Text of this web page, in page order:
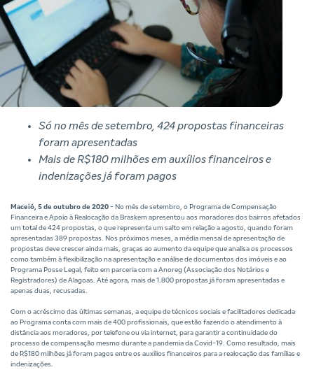
Só no mês de setembro, 424 propostas financeiras
foram apresentadas
Mais de R$180 milhões em auxílios financeiros e
indenizações já foram pagos
Maceió, 5 de outubro de 2020 - No mês de setembro, o Programa de Compensação
Financeira e Apoio à Realocação da Braskem apresentou aos moradores dos bairros afetados
um total de 424 propostas, o que representa um salto em relação a agosto, quando foram
apresentadas 389 propostas. Nos próximos meses, a média mensal de apresentação de
propostas deve crescer ainda mais, graças ao aumento da equipe que analisa os processos
como também à flexibilização na apresentação e análise de documentos dos imóveis e ao
Programa Posse Legal, feito em parceria com a Anoreg (Associação dos Notários e
Registradores) de Alagoas. Até agora, mais de 1.800 propostas já foram apresentadas e
apenas duas, recusadas.
Com o acréscimo das últimas semanas, a equipe de técnicos sociais e facilitadores dedicada
ao Programa conta com mais de 400 profissionais, que estão fazendo o atendimento à
distância aos moradores, por telefone ou via internet, para garantir a continuidade do
processo de compensação mesmo durante a pandemia da Covid-19. Como resultado, mais
de R$180 milhões já foram pagos entre os auxílios financeiros para a realocação das famílias e
indenizações.